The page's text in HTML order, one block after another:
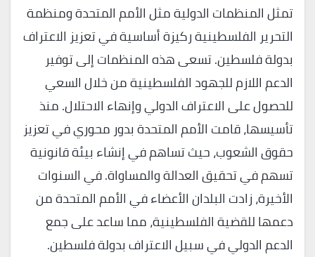
تمثل المنظمات الدولية مثل الأمم المتحدة ومنظمة
التحرير الفلسطينية ركيزة أساسية في تعزيز الاعتراف
بدولة فلسطين. تسعى هذه المنظمات إلى توفير
الدعم اللازم للجهود الفلسطينية من خلال السعي
للحصول على الاعتراف الدولي وإنهاء الاحتلال. منذ
تأسيسها، قامت الأمم المتحدة بدور محوري في تعزيز
حقوق الشعوب، حيث تساهم في إنشاء بيئة قانونية
تسهم في تحقيق العدالة والمساواة. في السنوات
الأخيرة، زادت البلدان الأعضاء في الأمم المتحدة من
دعمها للقضية الفلسطينية، مما ساعد على جمع
الدعم الدولي في سبيل الاعتراف بدولة فلسطين.